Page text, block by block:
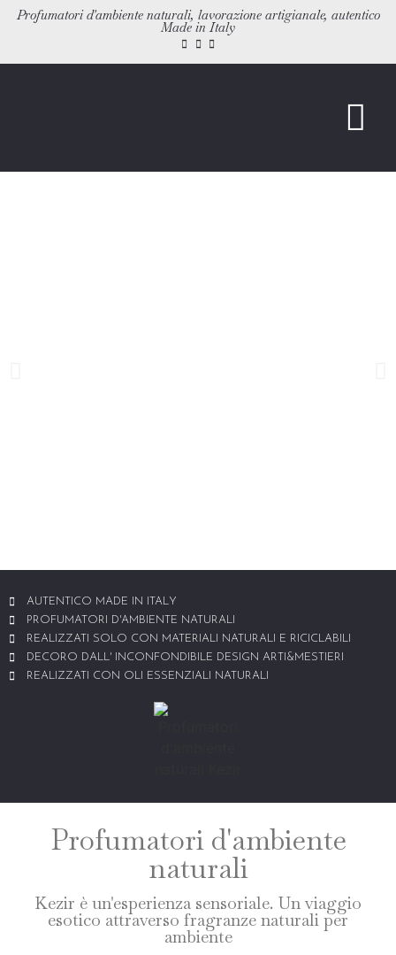
Profumatori d'ambiente naturali, lavorazione artigianale, autentico
Made in Italy
AUTENTICO MADE IN ITALY
PROFUMATORI D'AMBIENTE NATURALI
REALIZZATI SOLO CON MATERIALI NATURALI E RICICLABILI
DECORO DALL' INCONFONDIBILE DESIGN ARTI&MESTIERI
REALIZZATI CON OLI ESSENZIALI NATURALI
Profumatori d'ambiente
naturali
Kezir è un'esperienza sensoriale. Un viaggio
esotico attraverso fragranze naturali per
ambiente